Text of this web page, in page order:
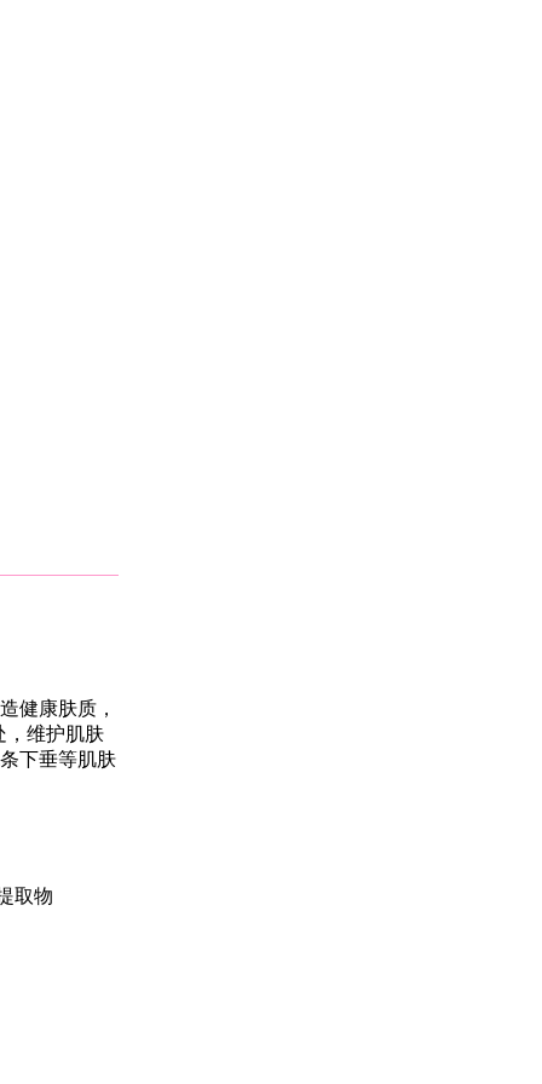
健康肤质，
，维护肌肤
下垂等肌肤
取物